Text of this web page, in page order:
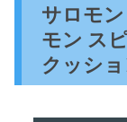
サロモ
モン ス
クッシ